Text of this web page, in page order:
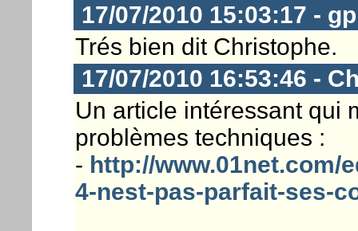
17/07/2010 15:03:17 -
Trés bien dit Christophe.
17/07/2010 16:53:46 -
Un article intéressant qui
problèmes techniques :
- http://www.01net.com/
4-nest-pas-parfait-ses-